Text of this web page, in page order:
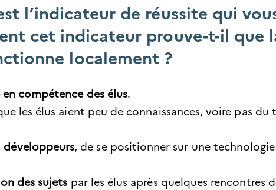
l’indicateur de réussite qui
cet indicateur prouve-t-il que
localement ?
compétence des élus.
les élus aient peu de connaissances, voire pas du
développeurs, de se positionner sur une technologie
des sujets par les élus après quelques rencontres